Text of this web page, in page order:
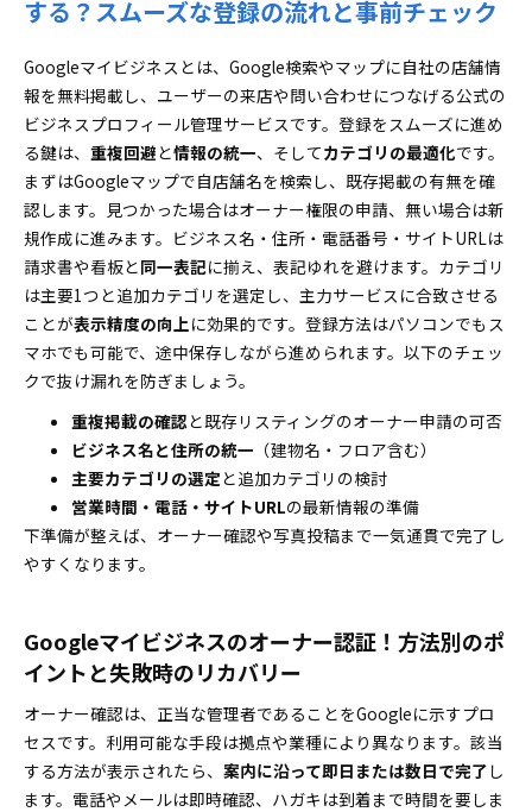
する？スムーズな登録の流れと事前チェック
Googleマイビジネスとは、Google検索やマップに自社の店舗情
報を無料掲載し、ユーザーの来店や問い合わせにつなげる公式の
ビジネスプロフィール管理サービスです。登録をスムーズに進め
る鍵は、 重複回避と情報の統一、そしてカテゴリの最適化です。
まずはGoogleマップで自店舗名を検索し、既存掲載の有無を確
認します。見つかった場合はオーナー権限の申請、無い場合は新
規作成に進みます。ビジネス名・住所・電話番号・サイトURLは
請求書や看板と同一表記に揃え、表記ゆれを避けます。カテゴリ
は主要1つと追加カテゴリを選定し、主力サービスに合致させる
ことが表示精度の向上に効果的です。登録方法はパソコンでもス
マホでも可能で、途中保存しながら進められます。以下のチェッ
クで抜け漏れを防ぎましょう。
重複掲載の確認と既存リスティングのオーナー申請の可否
ビジネス名と住所の統一 （建物名・フロア含む）
主要カテゴリの選定と追加カテゴリの検討
営業時間・電話・サイトURLの最新情報の準備
下準備が整えば、オーナー確認や写真投稿まで一気通貫で完了し
やすくなります。
Googleマイビジネスのオーナー認証！方法別のポ
イントと失敗時のリカバリー
オーナー確認は、正当な管理者であることをGoogleに示すプロ
セスです。利用可能な手段は拠点や業種により異なります。該当
する方法が表示されたら、 案内に沿って即日または数日で完了 し
ます。電話やメールは即時確認、ハガキは到着まで時間を要しま